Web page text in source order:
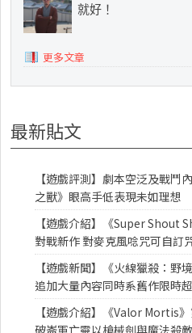
就好！
更多文章
最新貼文
【遊戲評測】劇本空泛及戰鬥
之獸》眼高手低表現未如理想
【遊戲介紹】《Super Shout
對戰新作 對麥克風唸咒可自訂
【遊戲新聞】《火線獵殺：野
追加大量內容同時系舊作限時
【遊戲介紹】《Valor Mortis
破崙軍亡靈以槍械劍與魔法殺敵